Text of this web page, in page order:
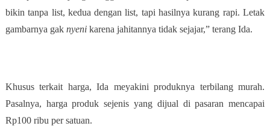
bikin tanpa list, kedua dengan list, tapi hasilnya kurang rapi. Letak
gambarnya gak nyenikarena jahitannya tidak sejajar,” terang Ida.
Khusus terkait harga, Ida meyakini produknya terbilang murah.
Pasalnya, harga produk sejenis yang dijual di pasaran mencapai
Rp100 ribu per satuan.